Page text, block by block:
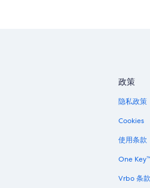
政策
隐私政策
Cookies
使用条款
One
Vrbo 条